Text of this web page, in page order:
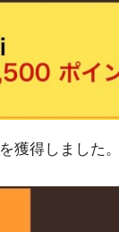
獲得しました。